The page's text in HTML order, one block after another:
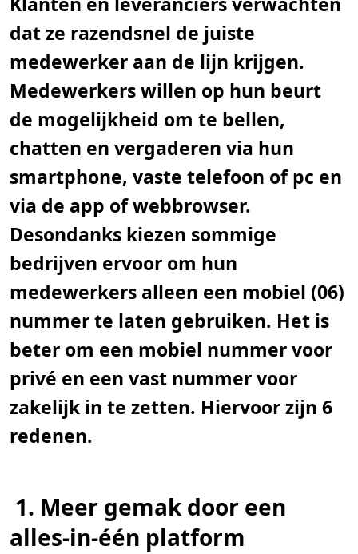
,
m
n
.
dat ze razendsnel de juiste
medewerker aan de lijn krijgen.
Medewerkers willen op hun beurt
de mogelijkheid om te bellen,
chatten en vergaderen via hun
smartphone, vaste telefoon of pc en
via de app of webbrowser.
Desondanks kiezen sommige
bedrijven ervoor om hun
medewerkers alleen een mobiel (06)
nummer te laten gebruiken. Het is
beter om een mobiel nummer voor
privé en een vast nummer voor
zakelijk in te zetten. Hiervoor zijn 6
redenen.
1. Meer gemak door een
alles-in-één platform